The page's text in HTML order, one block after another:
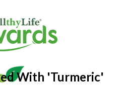
With 'turmeric'